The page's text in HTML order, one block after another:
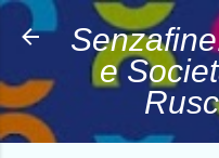
Passa
e